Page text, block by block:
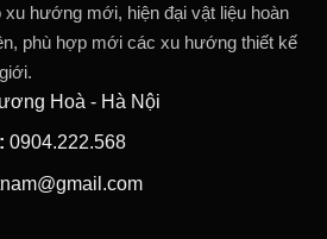
xu hướng mới, hiện đại vật liệu hoàn
phù hợp mới các xu hướng thiết kế
Hoà - Hà Nội
0904.222.568